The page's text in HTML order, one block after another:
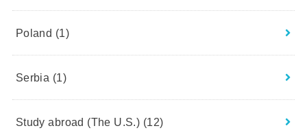
Poland (1)
Serbia (1)
Study abroad (The U.S.) (12)